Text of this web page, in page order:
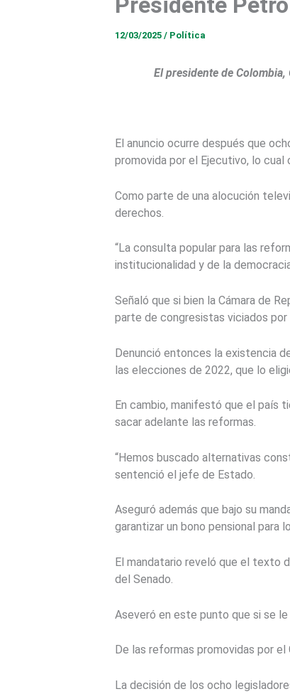
12/03/2025 / Política
El presidente de
El anuncio ocurre después que
promovida por el Ejecutivo, lo
Como parte de una alocución
derechos.
“La consulta popular para las
institucionalidad y de la
Señaló que si bien la Cámara de
parte de congresistas viciados por
Denunció entonces la existencia
las elecciones de 2022, que lo
En cambio, manifestó que el país
sacar adelante las reformas.
“Hemos buscado alternativas
sentenció el jefe de Estado.
Aseguró además que bajo su
garantizar un bono pensional para
El mandatario reveló que el texto
del Senado.
Aseveró en este punto que si se
De las reformas promovidas por
La decisión de los ocho